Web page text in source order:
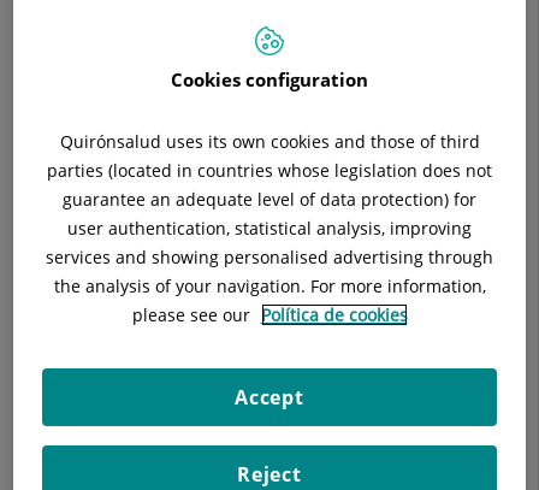
Módulo I (2a Planta)
Anestesiología y Reanimación
Descripció Equip Mèdic Instal·lacions
Cirurgia Menor Ambulatòria (CMA) amb anestèsia local i
exploracions digestives amb o sense sedació. També
broncoscòpies i eco-transesofàgic amb sedació en cas que
Cookies configuration
Quirónsalud uses its own cookies and those of third
parties (located in countries whose legislation does not
guarantee an adequate level of data protection) for
user authentication, statistical analysis, improving
services and showing personalised advertising through
the analysis of your navigation. For more information,
please see our Política de cookies
Reject
Accept